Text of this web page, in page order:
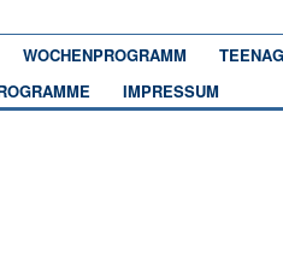
WOCHENPROGRAMM
IMPRESSUM